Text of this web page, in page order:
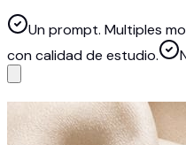
Un prompt. Multiples
con calidad de estudio.